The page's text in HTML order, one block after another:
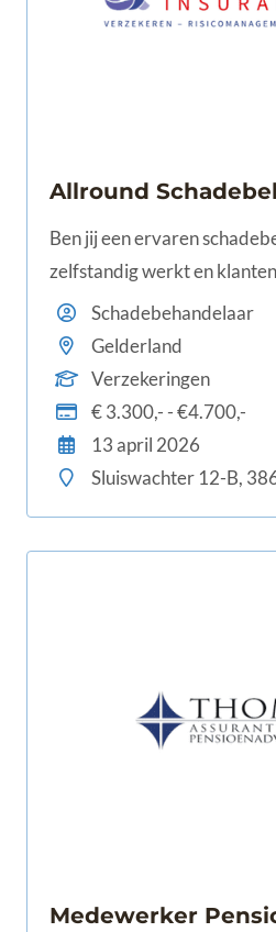
Ben jij een ervaren
zelfstandig werkt en
Voor Automotive Insurance
professional die zakelijke
begeleidt en de schakel
verzekeraar.
Schadebehandelaar
Gelderland
Verzekeringen
€ 3.300,- - €4.700,-
13 april 2026